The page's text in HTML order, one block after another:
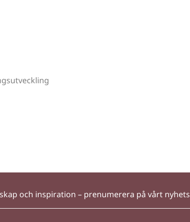
och inspiration – prenumerera på vårt